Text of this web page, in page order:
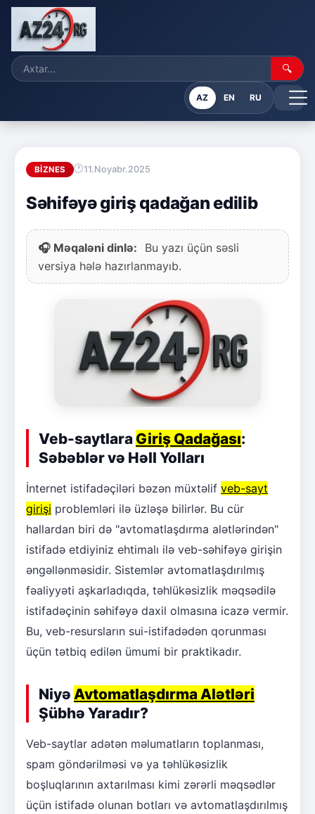
🔍
AZ EN RU
BIZNES 11.Noyabr.2025
Səhifəyə giriş qadağan edilib
🎧 Məqaləni dinlə:
Bu yazı üçün səsli
versiya hələ hazırlanmayıb.
Veb-saytlara Giriş Qadağası:
Səbəblər və Həll Yolları
İnternet istifadəçiləri bəzən müxtəlif veb-sayt
girişi problemləri ilə üzləşə bilirlər. Bu cür
hallardan biri də "avtomatlaşdırma alətlərindən"
istifadə etdiyiniz ehtimalı ilə veb-səhifəyə girişin
əngəllənməsidir. Sistemlər avtomatlaşdırılmış
fəaliyyəti aşkarladıqda, təhlükəsizlik məqsədilə
istifadəçinin səhifəyə daxil olmasına icazə vermir.
Bu, veb-resursların sui-istifadədən qorunması
üçün tətbiq edilən ümumi bir praktikadır.
Niyə Avtomatlaşdırma Alətləri
Şübhə Yaradır?
Veb-saytlar adətən məlumatların toplanması,
spam göndərilməsi və ya təhlükəsizlik
boşluqlarının axtarılması kimi zərərli məqsədlər
üçün istifadə olunan botları və avtomatlaşdırılmış